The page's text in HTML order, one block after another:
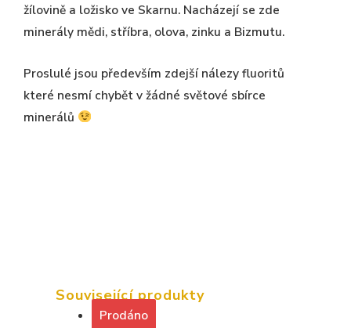
žílovině a ložisko ve Skarnu. Nacházejí se zde
minerály mědi, stříbra, olova, zinku a Bizmutu.
Proslulé jsou především zdejší nálezy fluoritů
které nesmí chybět v žádné světové sbírce
minerálů
Související produkty
Prodáno